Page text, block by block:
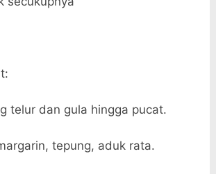
telur dan gula hingga pucat.
tepung, aduk rata.